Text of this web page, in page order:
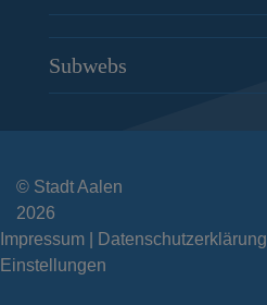
Subwebs
© Stadt Aalen
2026
Impressum
Datenschutzerklärung
Einstellungen